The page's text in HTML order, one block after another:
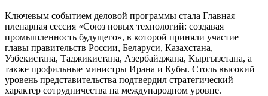
Ключевым событием деловой программы стала Главная
пленарная сессия «Союз новых технологий: создавая
промышленность будущего», в которой приняли участие
главы правительств России, Беларуси, Казахстана,
Узбекистана, Таджикистана, Азербайджана, Кыргызстана, а
также профильные министры Ирана и Кубы. Столь высокий
уровень представительства подтвердил стратегический
характер сотрудничества на международном уровне.